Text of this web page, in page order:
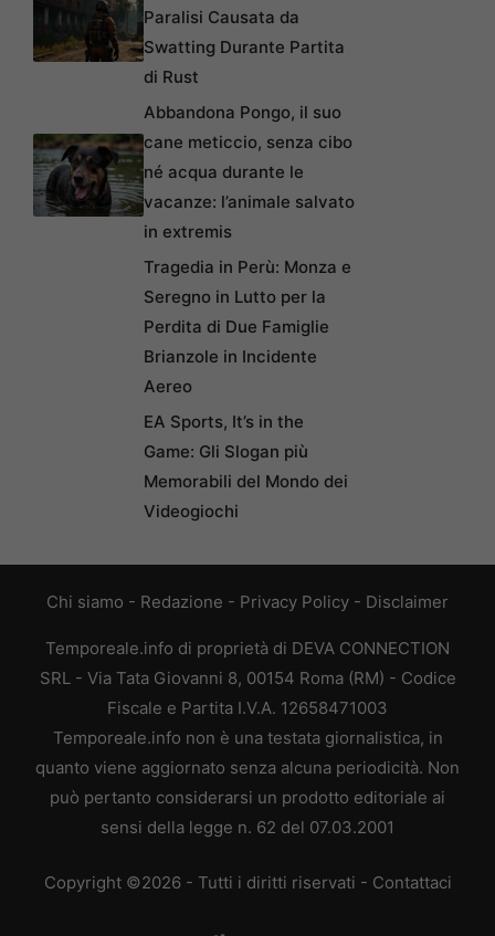
Paralisi Causata da
Swatting Durante Partita
di Rust
Abbandona Pongo, il suo
cane meticcio, senza cibo
né acqua durante le
vacanze: l’animale salvato
in extremis
Tragedia in Perù: Monza e
Seregno in Lutto per la
Perdita di Due Famiglie
Brianzole in Incidente
Aereo
EA Sports, It’s in the
Game: Gli Slogan più
Memorabili del Mondo dei
Videogiochi
Chi siamo - Redazione - Privacy Policy - Disclaimer
Temporeale.info di proprietà di DEVA CONNECTION
SRL - Via Tata Giovanni 8, 00154 Roma (RM) - Codice
Fiscale e Partita I.V.A. 12658471003
Temporeale.info non è una testata giornalistica, in
quanto viene aggiornato senza alcuna periodicità. Non
può pertanto considerarsi un prodotto editoriale ai
sensi della legge n. 62 del 07.03.2001
Copyright ©2026 - Tutti i diritti riservati - Contattaci